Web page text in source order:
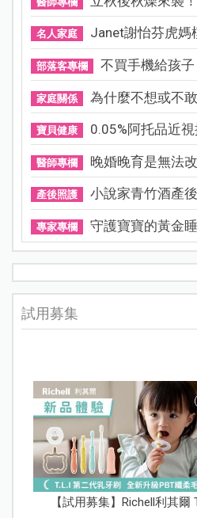
名人家庭 Janet謝怡芬虎媽
部落客專欄 不買手機給孩
家庭關係 為什麼不想或不
寶貝健康 0.05%阿托品近
醫師專欄 晚婚晚育是無法
產後照護 小說家青竹酒產
專家專欄 守護寶寶的黃金
試用募集
【試用募集】Richell利其爾